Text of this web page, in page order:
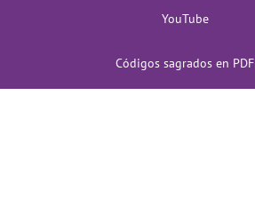
YouTube
Códigos sagrados en PDF